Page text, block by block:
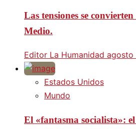
Las tensiones se
Medio.
Editor La Humanidad agosto
Estados Unidos
Mundo
El «fantasma socialista»: